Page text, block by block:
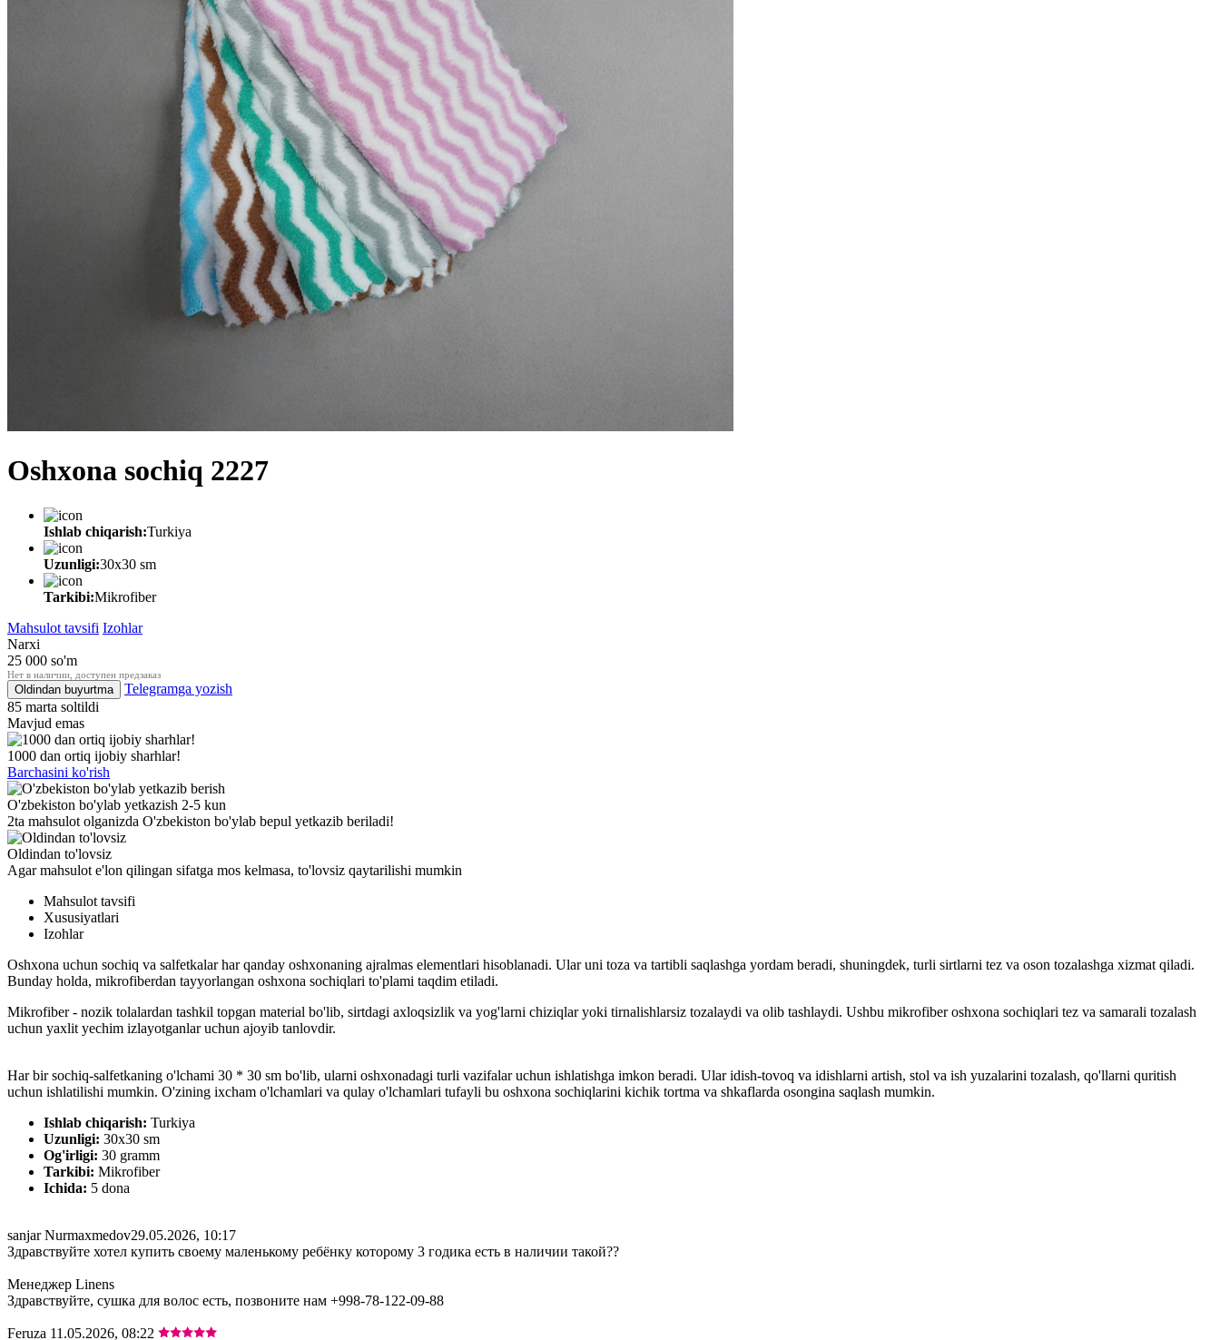
Oshxona sochiq 2227
Ishlab chiqarish:Turkiya
Uzunligi:30x30 sm
Tarkibi:Mikrofiber
Mahsulot tavsifi Izohlar
Narxi
25 000 so'm
Нет в наличии, доступен предзаказ
Oldindan buyurtma
Telegramga yozish
85 marta soltildi
Mavjud emas
1000 dan ortiq ijobiy sharhlar!
Barchasini ko'rish
O'zbekiston bo'ylab yetkazish 2-5 kun
2ta mahsulot olganizda O'zbekiston bo'ylab bepul yetkazib beriladi!
Oldindan to'lovsiz
Agar mahsulot e'lon qilingan sifatga mos kelmasa, to'lovsiz qaytarilishi mumkin
Mahsulot tavsifi
Xususiyatlari
Izohlar
Oshxona uchun sochiq va salfetkalar har qanday oshxonaning ajralmas elementlari hisoblanadi. Ular uni toza va tartibli saqlashga yordam beradi, shuningdek, turli sirtlarni tez va oson tozalashga xizmat qiladi.
Bunday holda, mikrofiberdan tayyorlangan oshxona sochiqlari to'plami taqdim etiladi.
Mikrofiber - nozik tolalardan tashkil topgan material bo'lib, sirtdagi axloqsizlik va yog'larni chiziqlar yoki tirnalishlarsiz tozalaydi va olib tashlaydi. Ushbu mikrofiber oshxona sochiqlari tez va samarali tozalash
uchun yaxlit yechim izlayotganlar uchun ajoyib tanlovdir.
Har bir sochiq-salfetkaning o'lchami 30 * 30 sm bo'lib, ularni oshxonadagi turli vazifalar uchun ishlatishga imkon beradi. Ular idish-tovoq va idishlarni artish, stol va ish yuzalarini tozalash, qo'llarni quritish
uchun ishlatilishi mumkin. O'zining ixcham o'lchamlari va qulay o'lchamlari tufayli bu oshxona sochiqlarini kichik tortma va shkaflarda osongina saqlash mumkin.
Ishlab chiqarish: Turkiya
Uzunligi: 30x30 sm
Og'irligi: 30 gramm
Tarkibi: Mikrofiber
Ichida: 5 dona
sanjar Nurmaxmedov29.05.2026, 10:17
Здравствуйте хотел купить своему маленькому ребёнку которому 3 годика есть в наличии такой??
Менеджер Linens
Здравствуйте, сушка для волос есть, позвоните нам +998-78-122-09-88
Feruza 11.05.2026, 08:22